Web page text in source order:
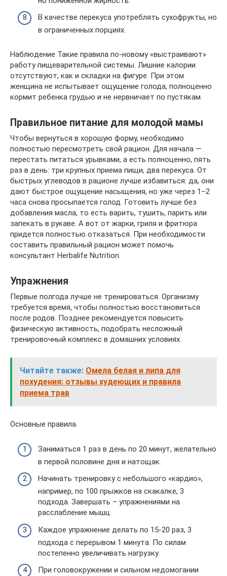
В качестве перекуса употреблять сухофрукты, но
в ограниченных порциях.
Наблюдение Такие правила по-новому «выстраивают»
работу пищеварительной системы. Лишние калории
отсутствуют, как и складки на фигуре. При этом
женщина не испытывает ощущение голода, полноценно
кормит ребенка грудью и не нервничает по пустякам.
Правильное питание для молодой мамы
Чтобы вернуться в хорошую форму, необходимо
полностью пересмотреть свой рацион. Для начала —
перестать питаться урывками, а есть полноценно, пять
раз в день: три крупных приема пищи, два перекуса. От
быстрых углеводов в рационе лучше избавиться: да, они
дают быстрое ощущение насыщения, но уже через 1–2
часа снова просыпается голод. Готовить лучше без
добавления масла, то есть варить, тушить, парить или
запекать в рукаве. А вот от жарки, гриля и фритюра
придется полностью отказаться. При необходимости
составить правильный рацион может помочь
консультант Herbalife Nutrition.
Упражнения
Первые полгода лучше не тренироваться. Организму
требуется время, чтобы полностью восстановиться
после родов. Позднее рекомендуется повысить
физическую активность, подобрать несложный
тренировочный комплекс в домашних условиях.
Читайте также: Омела белая и липа для
похудения: отзывы худеющих и правила
приема трав
Основные правила.
Заниматься 1 раз в день по 20 минут, желательно
в первой половине дня и натощак.
Начинать тренировку с небольшого «кардио»,
например, по 100 прыжков на скакалке, 3
подхода. Завершать – упражнениями на
расслабление мышц.
Каждое упражнение делать по 15-20 раз, 3
подхода с перерывом 1 минута. По силам
постепенно увеличивать нагрузку.
При головокружении и сильном недомогании